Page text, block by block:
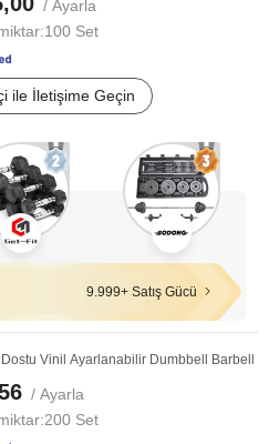
/ Ayarla
100 Set
ile İletişime Geçin
9.999+ Satış Gücü
Vinil Ayarlanabilir Dumbbell Barbell
/ Ayarla
200 Set